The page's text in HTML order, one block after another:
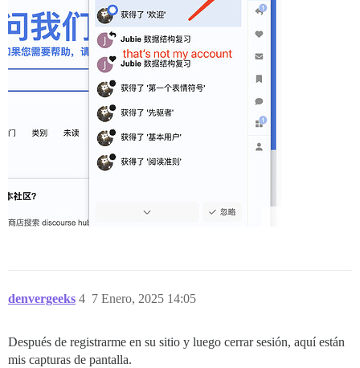
denvergeeks 7 Enero, 2025 14:05
4
Después de registrarme en su sitio y luego cerrar sesión, aquí están
mis capturas de pantalla.